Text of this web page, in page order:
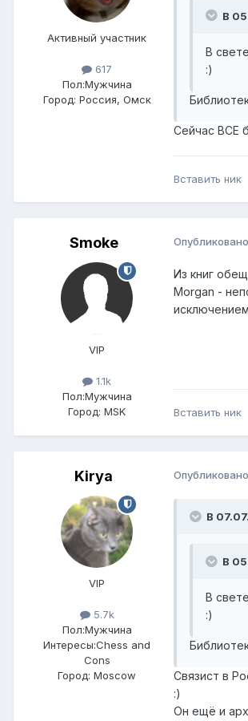
Активный участник
617
Пол:Мужчина
Город: Россия, Омск
В
В
:)
Сейчас ВСЕ
Вставить ник
Smoke
VIP
1.1k
Пол:Мужчина
Город: MSK
Опубликовано
Из книг
Morgan -
Вставить ник
Kirya
VIP
5.7k
Пол:Мужчина
Интересы:Chess and
Cons
Город: Moscow
Опубликовано
В
В
В
:)
Связист в
:)
Он ещё и